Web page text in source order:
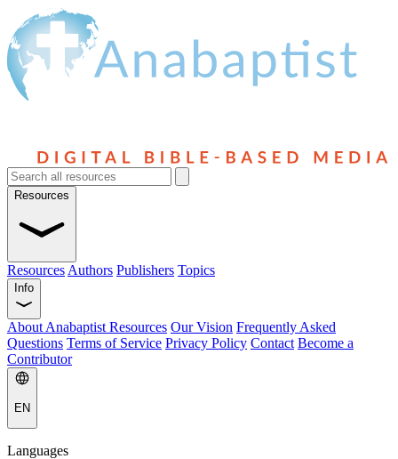
Resources
Resources Authors Publishers Topics
Info
About Anabaptist Resources Our Vision Frequently Asked
Questions Terms of Service Privacy Policy Contact Become a
Contributor
EN
Languages